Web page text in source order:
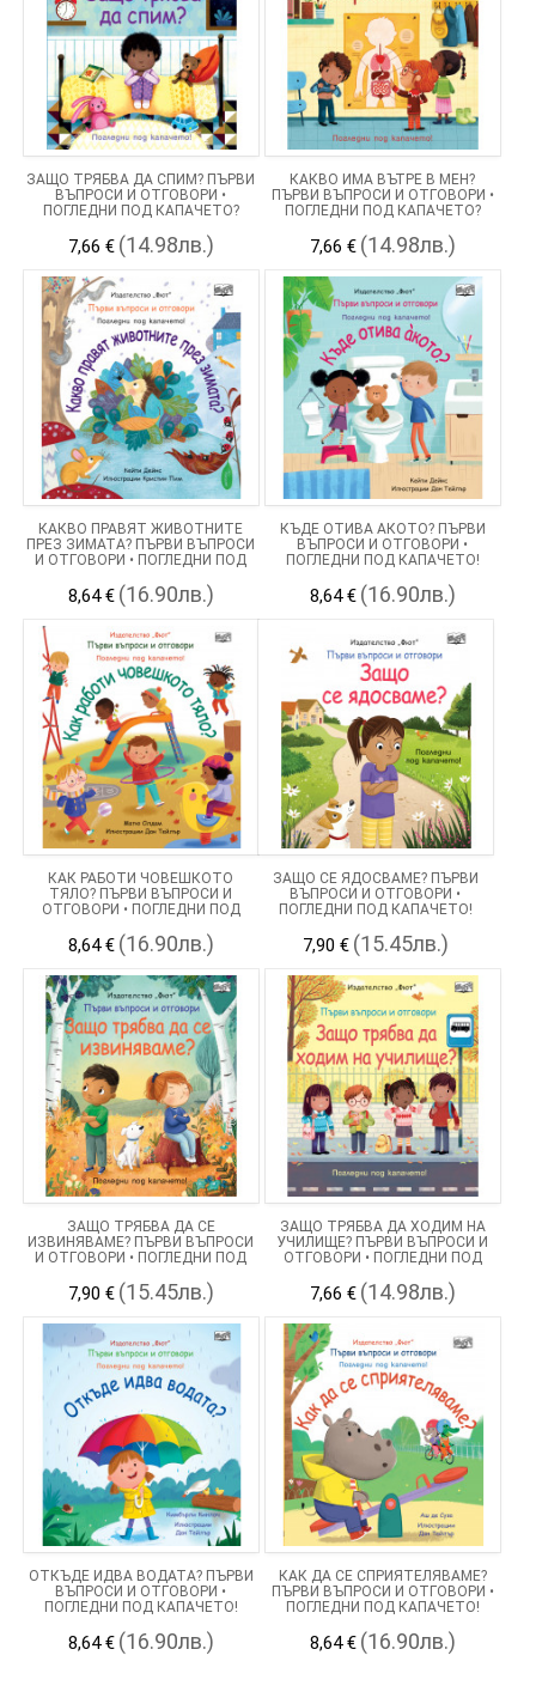
ЗАЩО ТРЯБВА ДА СПИМ? ПЪРВИ
ВЪПРОСИ И ОТГОВОРИ •
ПОГЛЕДНИ ПОД КАПАЧЕТО?
7,66 € (14.98лв.)
КАКВО ИМА ВЪТРЕ В МЕН?
ПЪРВИ ВЪПРОСИ И ОТГОВОРИ •
ПОГЛЕДНИ ПОД КАПАЧЕТО?
7,66 € (14.98лв.)
КАКВО ПРАВЯТ ЖИВОТНИТЕ
ПРЕЗ ЗИМАТА? ПЪРВИ ВЪПРОСИ
И ОТГОВОРИ • ПОГЛЕДНИ ПОД
8,64 € (16.90лв.)
КЪДЕ ОТИВА АКОТО? ПЪРВИ
ВЪПРОСИ И ОТГОВОРИ •
ПОГЛЕДНИ ПОД КАПАЧЕТО!
8,64 € (16.90лв.)
КАК РАБОТИ ЧОВЕШКОТО
ТЯЛО? ПЪРВИ ВЪПРОСИ И
ОТГОВОРИ • ПОГЛЕДНИ ПОД
8,64 € (16.90лв.)
ЗАЩО СЕ ЯДОСВАМЕ? ПЪРВИ
ВЪПРОСИ И ОТГОВОРИ •
ПОГЛЕДНИ ПОД КАПАЧЕТО!
7,90 € (15.45лв.)
ЗАЩО ТРЯБВА ДА СЕ
ИЗВИНЯВАМЕ? ПЪРВИ ВЪПРОСИ
И ОТГОВОРИ • ПОГЛЕДНИ ПОД
7,90 € (15.45лв.)
ЗАЩО ТРЯБВА ДА ХОДИМ НА
УЧИЛИЩЕ? ПЪРВИ ВЪПРОСИ И
ОТГОВОРИ • ПОГЛЕДНИ ПОД
7,66 € (14.98лв.)
ОТКЪДЕ ИДВА ВОДАТА? ПЪРВИ
ВЪПРОСИ И ОТГОВОРИ •
ПОГЛЕДНИ ПОД КАПАЧЕТО!
8,64 € (16.90лв.)
КАК ДА СЕ СПРИЯТЕЛЯВАМЕ?
ПЪРВИ ВЪПРОСИ И ОТГОВОРИ •
ПОГЛЕДНИ ПОД КАПАЧЕТО!
8,64 € (16.90лв.)